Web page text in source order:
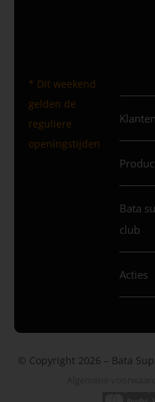
* Dit weekend
gelden de
reguliere
openingstijden
Bata
club
Acties
© Copyright 2026 – Bata